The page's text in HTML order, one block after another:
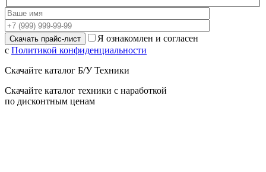
Я ознакомлен и согласен
с Политикой конфиденциальности
Скачайте каталог Б/У Техники
Скачайте каталог техники с наработкой
по дисконтным ценам